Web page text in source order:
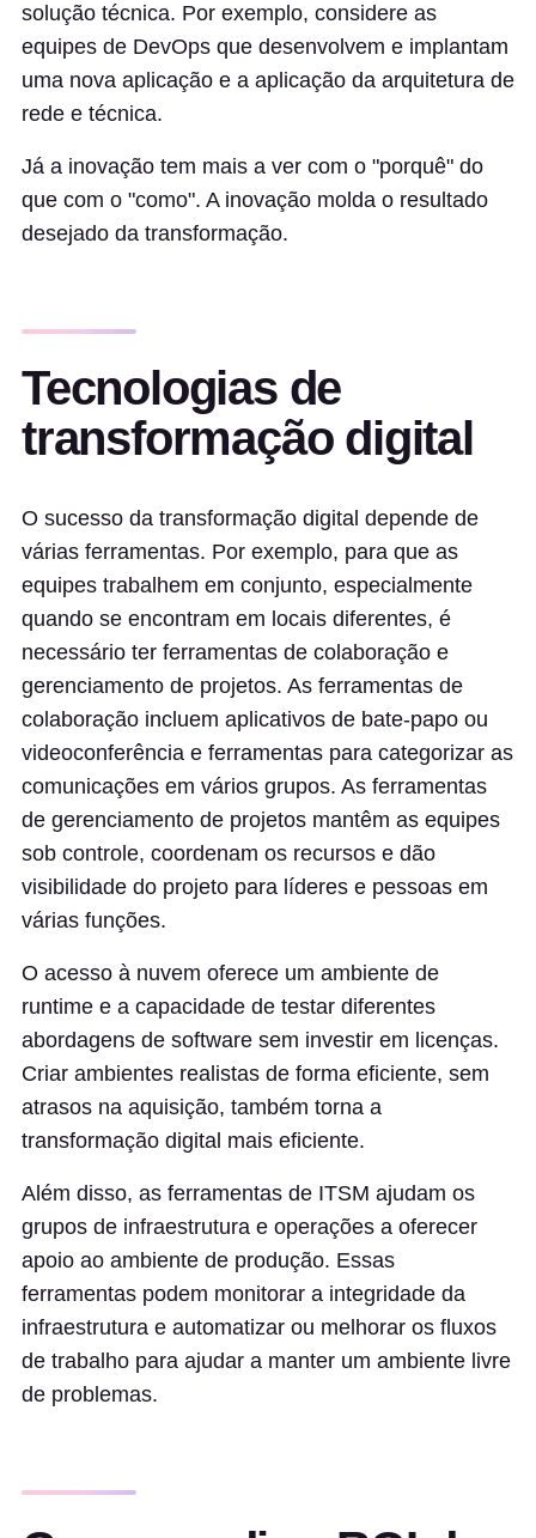
solução técnica. Por exemplo, considere as
equipes de DevOps que desenvolvem e implantam
uma nova aplicação e a aplicação da arquitetura de
rede e técnica.
Já a inovação tem mais a ver com o "porquê" do
que com o "como". A inovação molda o resultado
desejado da transformação.
Tecnologias de
transformação digital
O sucesso da transformação digital depende de
várias ferramentas. Por exemplo, para que as
equipes trabalhem em conjunto, especialmente
quando se encontram em locais diferentes, é
necessário ter ferramentas de colaboração e
gerenciamento de projetos. As ferramentas de
colaboração incluem aplicativos de bate-papo ou
videoconferência e ferramentas para categorizar as
comunicações em vários grupos. As ferramentas
de gerenciamento de projetos mantêm as equipes
sob controle, coordenam os recursos e dão
visibilidade do projeto para líderes e pessoas em
várias funções.
O acesso à nuvem oferece um ambiente de
runtime e a capacidade de testar diferentes
abordagens de software sem investir em licenças.
Criar ambientes realistas de forma eficiente, sem
atrasos na aquisição, também torna a
transformação digital mais eficiente.
Além disso, as ferramentas de ITSM ajudam os
grupos de infraestrutura e operações a oferecer
apoio ao ambiente de produção. Essas
ferramentas podem monitorar a integridade da
infraestrutura e automatizar ou melhorar os fluxos
de trabalho para ajudar a manter um ambiente livre
de problemas.